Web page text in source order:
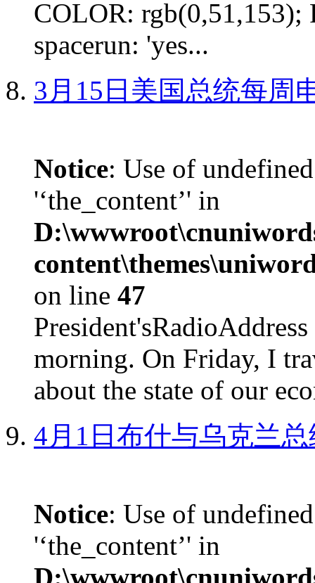
COLOR:
spacerun: 'yes...
3月15日美国总统每周
Notice: Use of
'‘the_content’' in
on line 47
morning. On Friday, I
about the state of our
4月1日布什与乌克兰
Notice: Use of
'‘the_content’' in